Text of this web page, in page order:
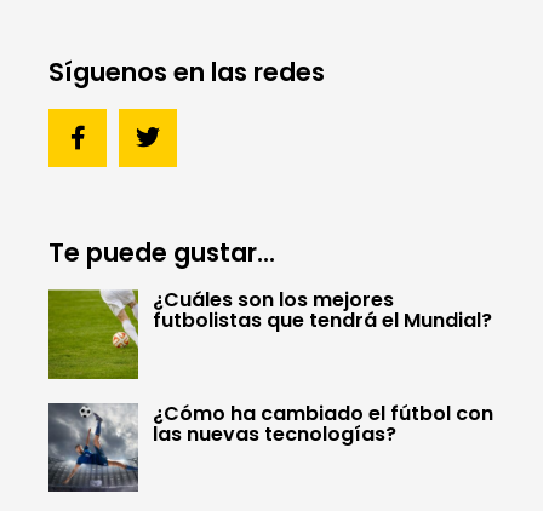
Síguenos en las redes
Te puede gustar...
¿Cuáles son los mejores
futbolistas que tendrá el Mundial?
¿Cómo ha cambiado el fútbol con
las nuevas tecnologías?